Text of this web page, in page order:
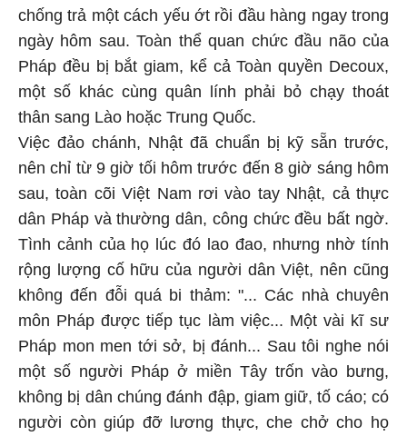
chống trả một cách yếu ớt rồi đầu hàng ngay trong
ngày hôm sau. Toàn thể quan chức đầu não của
Pháp đều bị bắt giam, kể cả Toàn quyền Decoux,
một số khác cùng quân lính phải bỏ chạy thoát
thân sang Lào hoặc Trung Quốc.
Việc đảo chánh, Nhật đã chuẩn bị kỹ sẵn trước,
nên chỉ từ 9 giờ tối hôm trước đến 8 giờ sáng hôm
sau, toàn cõi Việt Nam rơi vào tay Nhật, cả thực
dân Pháp và thường dân, công chức đều bất ngờ.
Tình cảnh của họ lúc đó lao đao, nhưng nhờ tính
rộng lượng cố hữu của người dân Việt, nên cũng
không đến đỗi quá bi thảm: "... Các nhà chuyên
môn Pháp được tiếp tục làm việc... Một vài kĩ sư
Pháp mon men tới sở, bị đánh... Sau tôi nghe nói
một số người Pháp ở miền Tây trốn vào bưng,
không bị dân chúng đánh đập, giam giữ, tố cáo; có
người còn giúp đỡ lương thực, che chở cho họ